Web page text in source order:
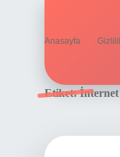
Anasayfa
Etiket:İnternet